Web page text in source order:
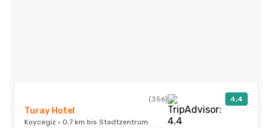
(356) 4,4
Turay Hotel
Koycegiz · 0,7 km bis Stadtzentrum